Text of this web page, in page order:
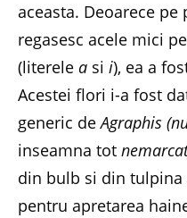
aceasta. Deoarece pe
regasesc acele mici
(literele a si i), ea a
Acestei flori i-a fost
generic deAgraphis
inseamna tot
din bulb si din
pentru apretarea